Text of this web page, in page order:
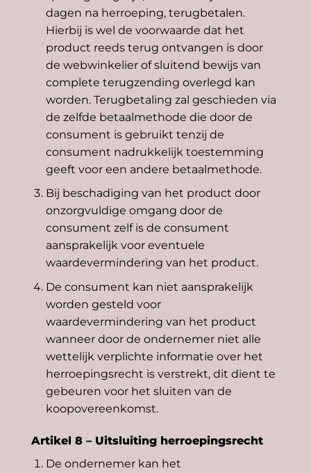
dagen na herroeping, terugbetalen.
Hierbij is wel de voorwaarde dat het
product reeds terug ontvangen is door
de webwinkelier of sluitend bewijs van
complete terugzending overlegd kan
worden. Terugbetaling zal geschieden via
de zelfde betaalmethode die door de
consument is gebruikt tenzij de
consument nadrukkelijk toestemming
geeft voor een andere betaalmethode.
Bij beschadiging van het product door
onzorgvuldige omgang door de
consument zelf is de consument
aansprakelijk voor eventuele
waardevermindering van het product.
De consument kan niet aansprakelijk
worden gesteld voor
waardevermindering van het product
wanneer door de ondernemer niet alle
wettelijk verplichte informatie over het
herroepingsrecht is verstrekt, dit dient te
gebeuren voor het sluiten van de
koopovereenkomst.
Artikel 8 – Uitsluiting herroepingsrecht
De ondernemer kan het